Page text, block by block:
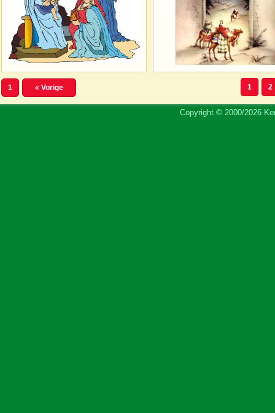
1 « Vorige 1 2
Copyright © 2000/2026